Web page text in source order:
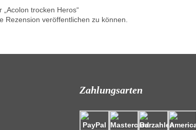
trocken Heros“
Rezension veröffentlichen zu können.
Zahlungsarten